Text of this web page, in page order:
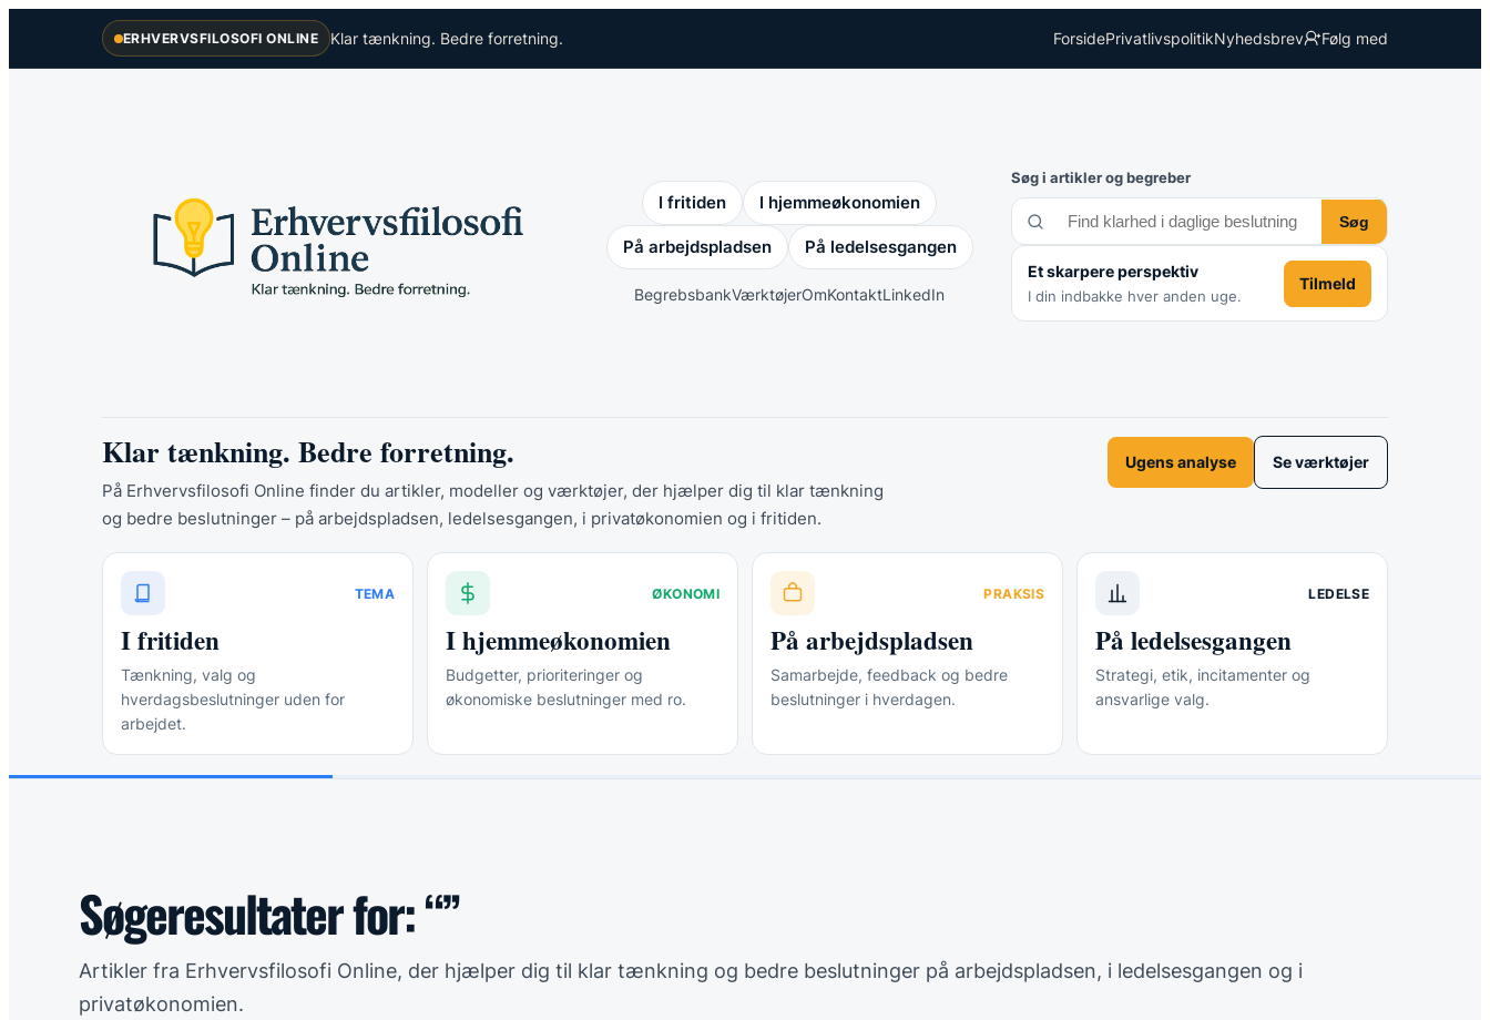
ERHVERVSFILOSOFI ONLINE Klar tænkning. Bedre forretning. ForsidePrivatlivspolitikNyhedsbrev Følg med
I fritiden I hjemmeøkonomien
På arbejdspladsen På ledelsesgangen
BegrebsbankVærktøjerOmKontaktLinkedIn
Søg i artikler og begreber
Søg
Et skarpere perspektiv
I din indbakke hver anden uge.
Tilmeld
Klar tænkning. Bedre forretning.
På Erhvervsfilosofi Online finder du artikler, modeller og værktøjer, der hjælper dig til klar tænkning
og bedre beslutninger – på arbejdspladsen, ledelsesgangen, i privatøkonomien og i fritiden.
Ugens analyse Se værktøjer
TEMA
I fritiden
Tænkning, valg og
hverdagsbeslutninger uden for
arbejdet.
ØKONOMI
I hjemmeøkonomien
Budgetter, prioriteringer og
økonomiske beslutninger med ro.
PRAKSIS
På arbejdspladsen
Samarbejde, feedback og bedre
beslutninger i hverdagen.
LEDELSE
På ledelsesgangen
Strategi, etik, incitamenter og
ansvarlige valg.
Søgeresultater for: “”
Artikler fra Erhvervsfilosofi Online, der hjælper dig til klar tænkning og bedre beslutninger på arbejdspladsen, i ledelsesgangen og i
privatøkonomien.